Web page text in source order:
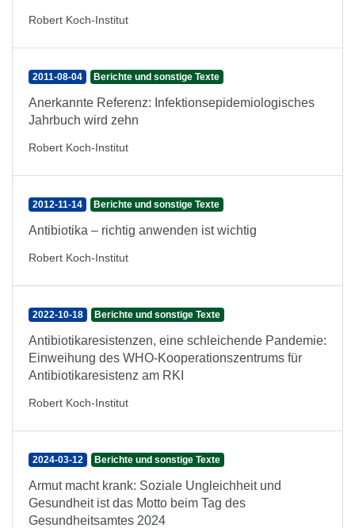
Robert Koch-Institut
2011-08-04 Berichte und sonstige Texte
Anerkannte Referenz: Infektionsepidemiologisches
Jahrbuch wird zehn
Robert Koch-Institut
2012-11-14 Berichte und sonstige Texte
Antibiotika – richtig anwenden ist wichtig
Robert Koch-Institut
2022-10-18 Berichte und sonstige Texte
Antibiotikaresistenzen, eine schleichende Pandemie:
Einweihung des WHO-Kooperationszentrums für
Antibiotikaresistenz am RKI
Robert Koch-Institut
2024-03-12 Berichte und sonstige Texte
Armut macht krank: Soziale Ungleichheit und
Gesundheit ist das Motto beim Tag des
Gesundheitsamtes 2024